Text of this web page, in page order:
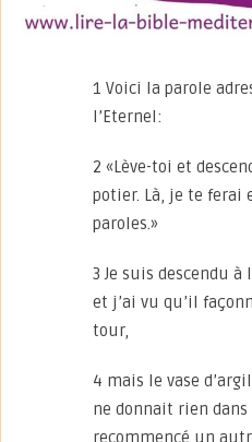
1 Voici la parole
l’Eternel:
2 «Lève-toi et
potier. Là, je te ferai
paroles.»
3 Je suis descendu
et j’ai vu qu’il
tour,
4 mais le vase
ne donnait rien
recommencé un